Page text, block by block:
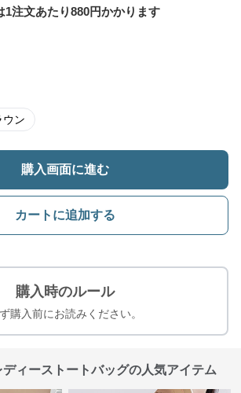
1注文あたり880円かかります
ウン
購入画面に進む
カートに追加する
購入時のルール
購入前にお読みください。
ディーストートバッグの人気アイテム